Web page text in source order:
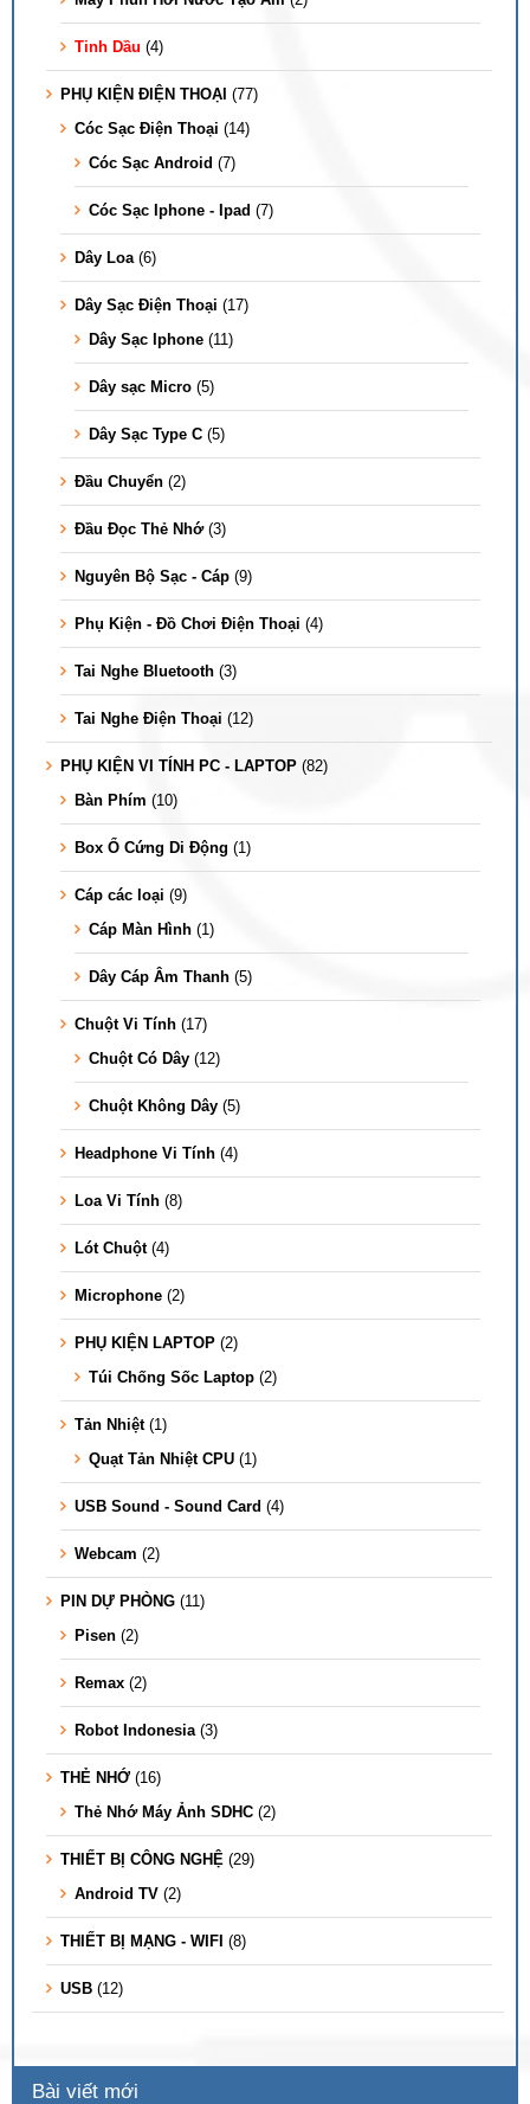
Tinh Dầu (4)
PHỤ KIỆN ĐIỆN THOẠI (77)
Cóc Sạc Điện Thoại (14)
Cóc Sạc Android (7)
Cóc Sạc Iphone - Ipad (7)
Dây Loa (6)
Dây Sạc Điện Thoại (17)
Dây Sạc Iphone (11)
Dây sạc Micro (5)
Dây Sạc Type C (5)
Đầu Chuyển (2)
Đầu Đọc Thẻ Nhớ (3)
Nguyên Bộ Sạc - Cáp (9)
Phụ Kiện - Đồ Chơi Điện Thoại (4)
Tai Nghe Bluetooth (3)
Tai Nghe Điện Thoại (12)
PHỤ KIỆN VI TÍNH PC - LAPTOP (82)
Bàn Phím (10)
Box Ổ Cứng Di Động (1)
Cáp các loại (9)
Cáp Màn Hình (1)
Dây Cáp Âm Thanh (5)
Chuột Vi Tính (17)
Chuột Có Dây (12)
Chuột Không Dây (5)
Headphone Vi Tính (4)
Loa Vi Tính (8)
Lót Chuột (4)
Microphone (2)
PHỤ KIỆN LAPTOP (2)
Túi Chống Sốc Laptop (2)
Tản Nhiệt (1)
Quạt Tản Nhiệt CPU (1)
USB Sound - Sound Card (4)
Webcam (2)
PIN DỰ PHÒNG (11)
Pisen (2)
Remax (2)
Robot Indonesia (3)
THẺ NHỚ (16)
Thẻ Nhớ Máy Ảnh SDHC (2)
THIẾT BỊ CÔNG NGHỆ (29)
Android TV (2)
THIẾT BỊ MẠNG - WIFI (8)
USB (12)
Bài viết mới